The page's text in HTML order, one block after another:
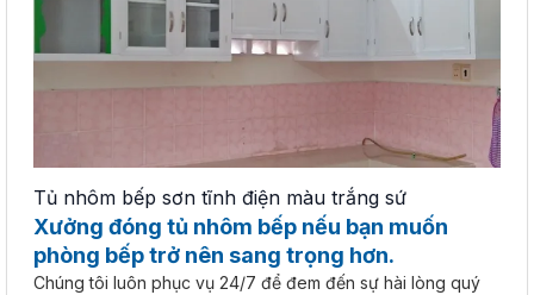
Tủ nhôm bếp sơn tĩnh điện màu trắng sứ
Xưởng đóng tủ nhôm bếp nếu bạn muốn
phòng bếp trở nên sang trọng hơn.
Chúng tôi luôn phục vụ 24/7 để đem đến sự hài lòng quý